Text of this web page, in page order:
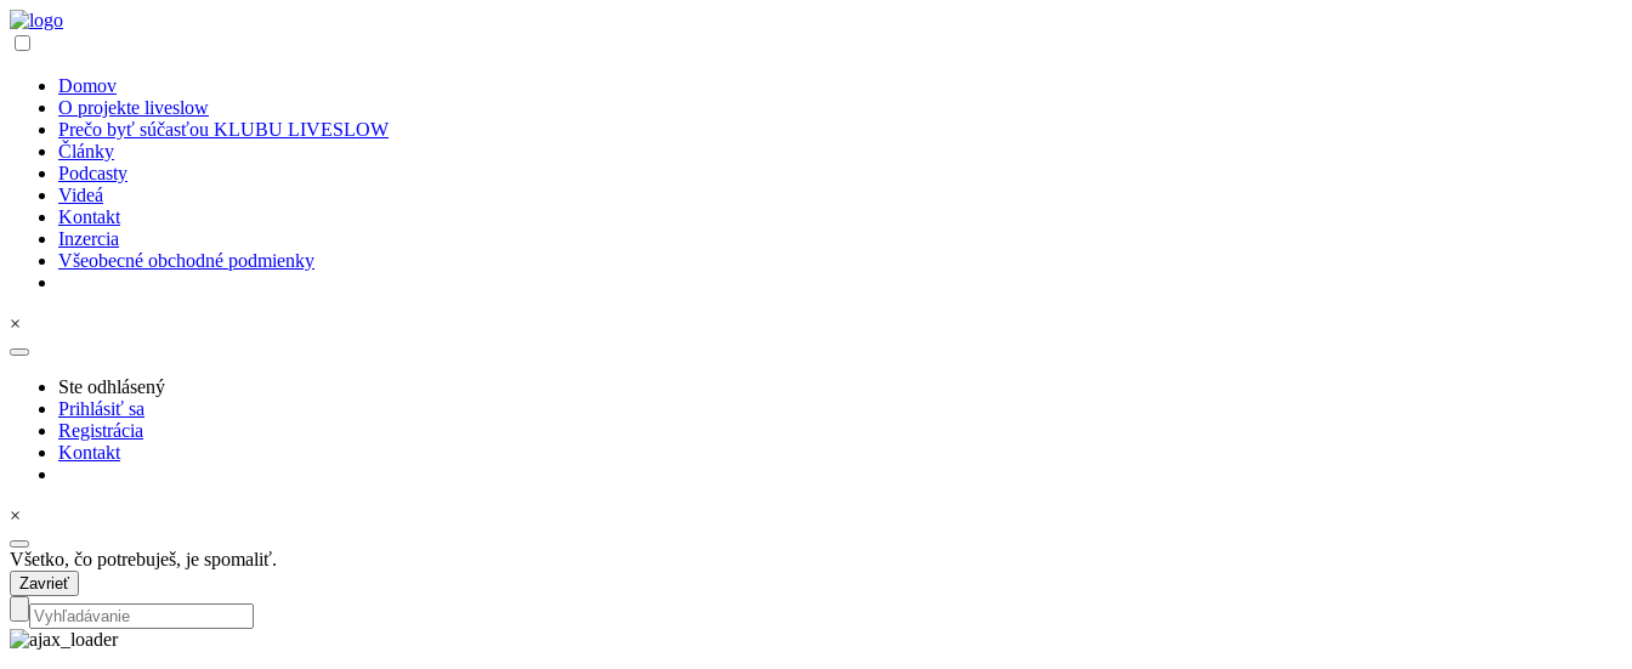
Domov
O projekte liveslow
Prečo byť súčasťou KLUBU LIVESLOW
Články
Podcasty
Videá
Kontakt
Inzercia
Všeobecné obchodné podmienky
×
Ste odhlásený
Prihlásiť sa
Registrácia
Kontakt
×
Všetko, čo potrebuješ, je spomaliť.
Zavrieť